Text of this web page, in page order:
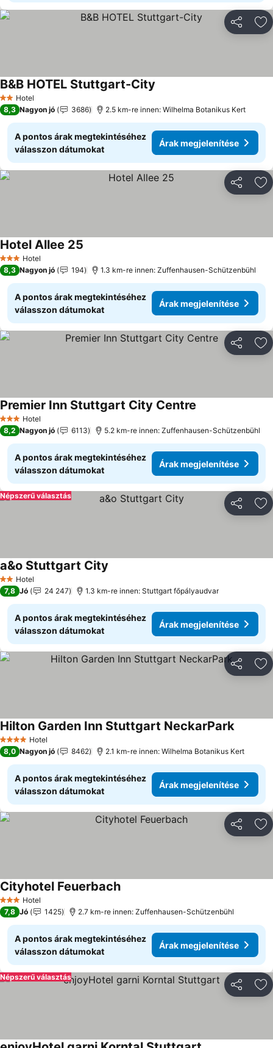
2 Kategória
Hotel
B&B HOTEL Stuttgart-City
8,3 Nagyon jó 3686 2.5 km-re innen: Wilhelma Botanikus Kert
A pontos árak megtekintéséhez
válasszon dátumokat
Árak megjelenítése
3 Kategória
Hotel
Hotel Allee 25
8,3 Nagyon jó 194 1.3 km-re innen: Zuffenhausen-Schützenbühl
A pontos árak megtekintéséhez
válasszon dátumokat
Árak megjelenítése
3 Kategória
Hotel
Premier Inn Stuttgart City Centre
8,2 Nagyon jó 6113 5.2 km-re innen: Zuffenhausen-Schützenbühl
A pontos árak megtekintéséhez
válasszon dátumokat
Árak megjelenítése
Népszerű választás
2 Kategória
Hotel
a&o Stuttgart City
7,8 Jó 24 247 1.3 km-re innen: Stuttgart főpályaudvar
A pontos árak megtekintéséhez
válasszon dátumokat
Árak megjelenítése
4 KategóriaHotel
Hilton Garden Inn Stuttgart NeckarParkÁrak
8,0 Nagyon jó 8462 2.1 km-re innen: Wilhelma Botanikus Kert
A pontos árak megtekintéséhez
válasszon dátumokat
Árak megjelenítése
3 Kategória
Hotel
Cityhotel FeuerbachÁrak megjelenítése
7,8 Jó 1425 2.7 km-re innen: Zuffenhausen-Schützenbühl
A pontos árak megtekintéséhez
válasszon dátumokat
Árak megjelenítése
Népszerű választás